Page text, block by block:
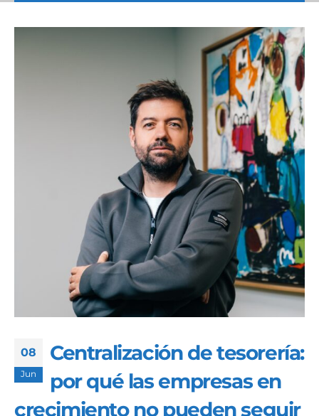
08
Jun
Centralización de tesorería:
por qué las empresas en
crecimiento no pueden seguir